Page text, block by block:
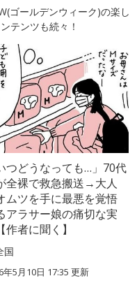
ゴールデンウィーク)の楽し
テンツも続々！
つどうなっても…」70代
全裸で救急搬送→大人
ムツを手に最悪を覚悟
アラサー娘の痛切な実
作者に聞く】
国
年5月10日 17:35 更新